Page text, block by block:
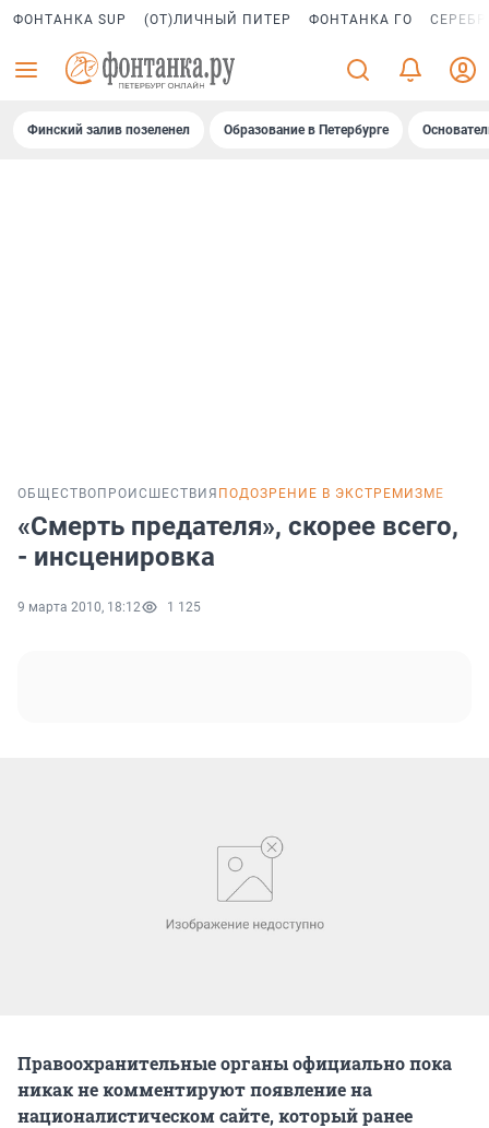
ФОНТАНКА SUP (ОТ)ЛИЧНЫЙ ПИТЕР ФОНТАНКА ГО
Финский залив позеленел Образование в Петербурге
ОБЩЕСТВО ПРОИСШЕСТВИЯ ПОДОЗРЕНИЕ В ЭКСТРЕМИЗМЕ
«Смерть предателя», скорее всего,
- инсценировка
9 марта 2010, 18:12 1 125
Правоохранительные органы официально пока
никак не комментируют появление на
националистическом сайте, который ранее